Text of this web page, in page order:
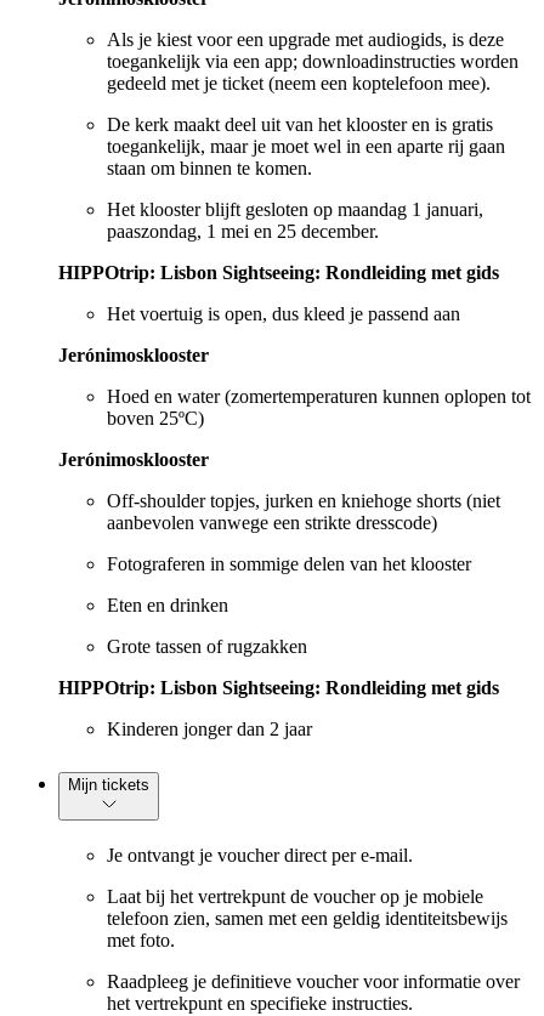
Als je kiest voor een upgrade met audiogids, is deze
toegankelijk via een app; downloadinstructies worden
gedeeld met je ticket (neem een koptelefoon mee).
De kerk maakt deel uit van het klooster en is gratis
toegankelijk, maar je moet wel in een aparte rij gaan
staan om binnen te komen.
Het klooster blijft gesloten op maandag 1 januari,
paaszondag, 1 mei en 25 december.
HIPPOtrip: Lisbon Sightseeing: Rondleiding met gids
Het voertuig is open, dus kleed je passend aan
Jerónimosklooster
Hoed en water (zomertemperaturen kunnen oplopen tot
boven 25ºC)
Jerónimosklooster
Off-shoulder topjes, jurken en kniehoge shorts (niet
aanbevolen vanwege een strikte dresscode)
Fotograferen in sommige delen van het klooster
Eten en drinken
Grote tassen of rugzakken
HIPPOtrip: Lisbon Sightseeing: Rondleiding met gids
Kinderen jonger dan 2 jaar
Mijn tickets
Je ontvangt je voucher direct per e-mail.
Laat bij het vertrekpunt de voucher op je mobiele
telefoon zien, samen met een geldig identiteitsbewijs
met foto.
Raadpleeg je definitieve voucher voor informatie over
het vertrekpunt en specifieke instructies.